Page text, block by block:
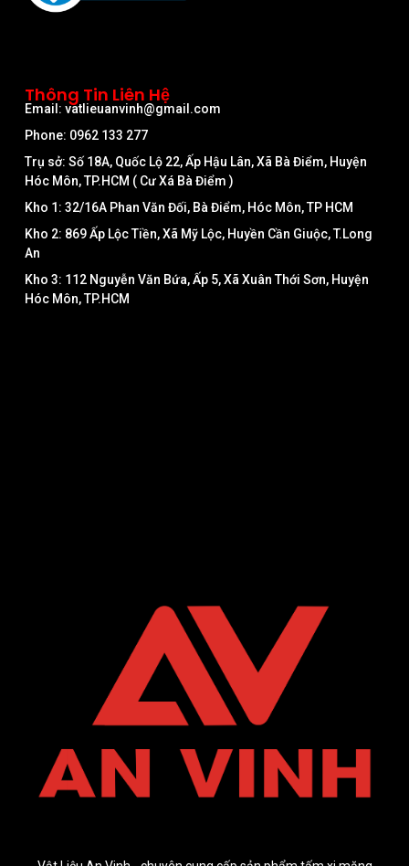
Thông Tin Liên Hệ
Email: vatlieuanvinh@gmail.com
Phone: 0962 133 277
Trụ sở: Số 18A, Quốc Lộ 22, Ấp Hậu Lân, Xã Bà Điểm, Huyện
Hóc Môn, TP.HCM ( Cư Xá Bà Điểm )
Kho 1: 32/16A Phan Văn Đối, Bà Điểm, Hóc Môn, TP HCM
Kho 2: 869 Ấp Lộc Tiền, Xã Mỹ Lộc, Huyền Cần Giuộc, T.Long
An
Kho 3: 112 Nguyễn Văn Bứa, Ấp 5, Xã Xuân Thới Sơn, Huyện
Hóc Môn, TP.HCM